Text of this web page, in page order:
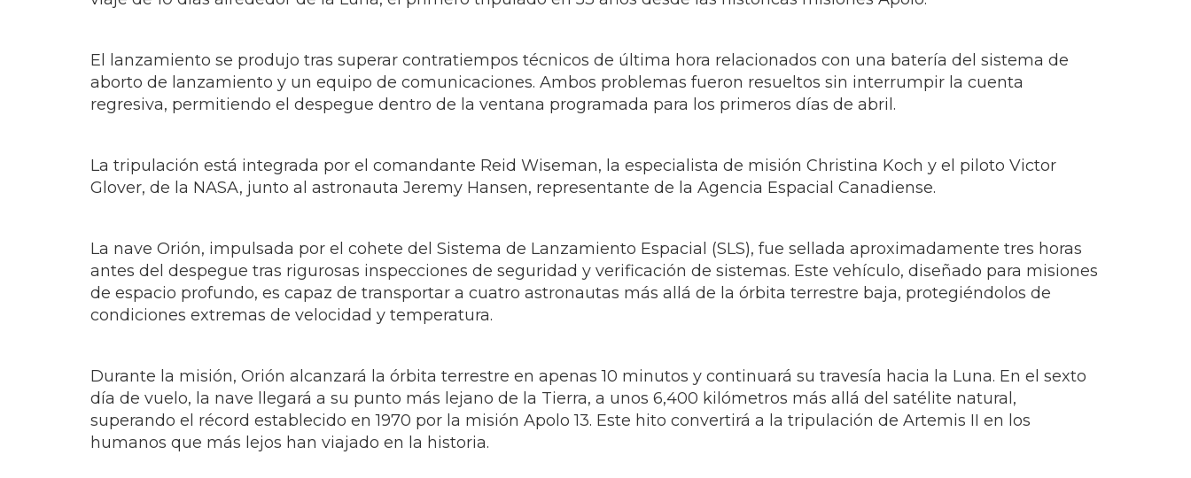
El lanzamiento se produjo tras superar contratiempos técnicos de última hora relacionados con una batería del sistema de
aborto de lanzamiento y un equipo de comunicaciones. Ambos problemas fueron resueltos sin interrumpir la cuenta
regresiva, permitiendo el despegue dentro de la ventana programada para los primeros días de abril.
La tripulación está integrada por el comandante Reid Wiseman, la especialista de misión Christina Koch y el piloto Victor
Glover, de la NASA, junto al astronauta Jeremy Hansen, representante de la Agencia Espacial Canadiense.
La nave Orión, impulsada por el cohete del Sistema de Lanzamiento Espacial (SLS), fue sellada aproximadamente tres horas
antes del despegue tras rigurosas inspecciones de seguridad y verificación de sistemas. Este vehículo, diseñado para misiones
de espacio profundo, es capaz de transportar a cuatro astronautas más allá de la órbita terrestre baja, protegiéndolos de
condiciones extremas de velocidad y temperatura.
Durante la misión, Orión alcanzará la órbita terrestre en apenas 10 minutos y continuará su travesía hacia la Luna. En el sexto
día de vuelo, la nave llegará a su punto más lejano de la Tierra, a unos 6,400 kilómetros más allá del satélite natural,
superando el récord establecido en 1970 por la misión Apolo 13. Este hito convertirá a la tripulación de Artemis II en los
humanos que más lejos han viajado en la historia.